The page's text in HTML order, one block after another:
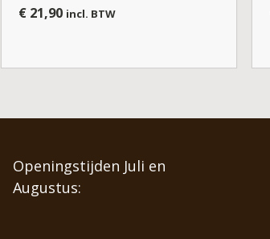
€ 21,90 incl. BTW
Openingstijden Juli en
Augustus: